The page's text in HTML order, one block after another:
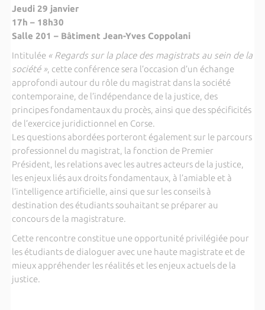
Jeudi 29 janvier
17h – 18h30
Salle 201 – Bâtiment Jean-Yves Coppolani
Intitulée « Regards sur la place des magistrats au sein de la
société », cette conférence sera l’occasion d’un échange
approfondi autour du rôle du magistrat dans la société
contemporaine, de l’indépendance de la justice, des
principes fondamentaux du procès, ainsi que des spécificités
de l’exercice juridictionnel en Corse.
Les questions abordées porteront également sur le parcours
professionnel du magistrat, la fonction de Premier
Président, les relations avec les autres acteurs de la justice,
les enjeux liés aux droits fondamentaux, à l’amiable et à
l’intelligence artificielle, ainsi que sur les conseils à
destination des étudiants souhaitant se préparer au
concours de la magistrature.
Cette rencontre constitue une opportunité privilégiée pour
les étudiants de dialoguer avec une haute magistrate et de
mieux appréhender les réalités et les enjeux actuels de la
justice.